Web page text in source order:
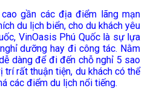
gần các địa điểm lãng mạn
du lịch biển, cho du khách yêu
VinOasis Phú Quốc là sự lựa
dưỡng hay đi công tác. Nằm
dàng để đi đến chỗ nghỉ 5 sao
trí rất thuận tiện, du khách có thể
các điểm du lịch nổi tiếng.